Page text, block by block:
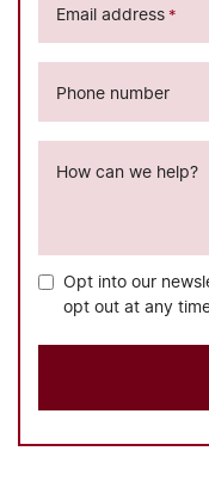
Email address *
Phone number
How can we help?
Opt into our
opt out at any